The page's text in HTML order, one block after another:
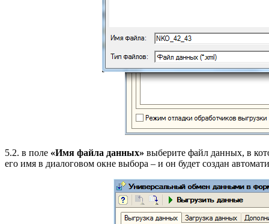
5.2. в поле «Имя файла данных» выберите файл данных, в
его имя в диалоговом окне выбора – и он будет создан